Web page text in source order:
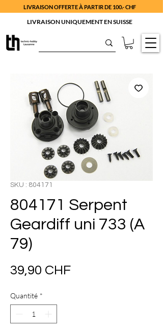
LIVRAISON OFFERTE À PARTIR DE 100.- CHF
LIVRAISON UNIQUEMENT EN SUISSE
SKU : 804171
804171 Serpent
Geardiff uni 733 (A
79)
39,90 CHFPrix
Quantité *